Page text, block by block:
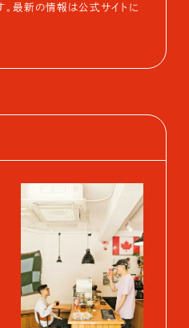
最新の情報は公式サイトに